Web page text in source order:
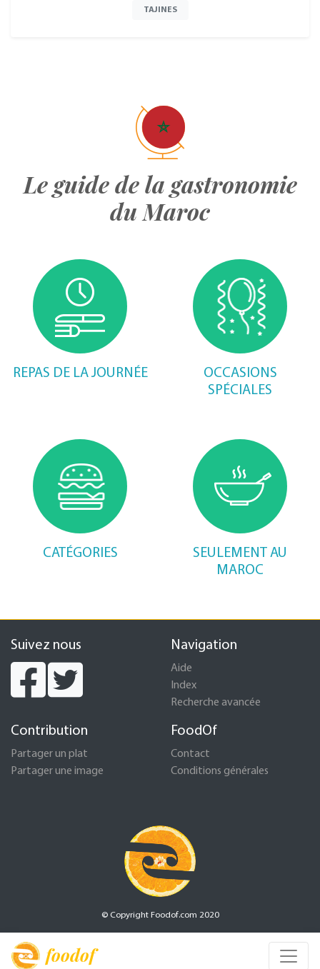
foodof
TAJINES
Le guide de la gastronomie
du Maroc
REPAS DE LA JOURNÉE
OCCASIONS
SPÉCIALES
CATÉGORIES
SEULEMENT AU
MAROC
Suivez nous Navigation
Aide
Index
Recherche avancée
Contribution
Partager un plat
Partager une image
FoodOf
Contact
Conditions générales
© Copyright Foodof.com 2020